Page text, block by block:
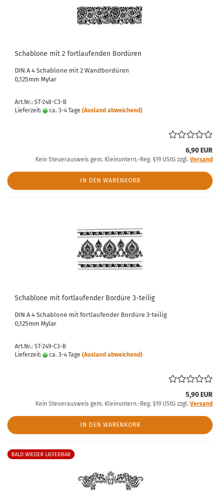
Schablone mit 2 fortlaufenden Bordüren
DIN A 4 Schablone mit 2 Wandbordüren
0,125mm Mylar
Art.Nr.: ST-248-C3-B
Lieferzeit:
ca. 3-4 Tage (Ausland abweichend)
6,90 EUR
Kein Steuerausweis gem. Kleinuntern.-Reg. §19 UStG zzgl. Versand
IN DEN WARENKORB
Schablone mit fortlaufender Bordüre 3-teilig
DIN A 4 Schablone mit fortlaufender Bordüre 3-teilig
0,125mm Mylar
Art.Nr.: ST-249-C3-B
Lieferzeit:
ca. 3-4 Tage (Ausland abweichend)
5,90 EUR
Kein Steuerausweis gem. Kleinuntern.-Reg. §19 UStG zzgl. Versand
IN DEN WARENKORB
BALD WIEDER LIEFERBAR